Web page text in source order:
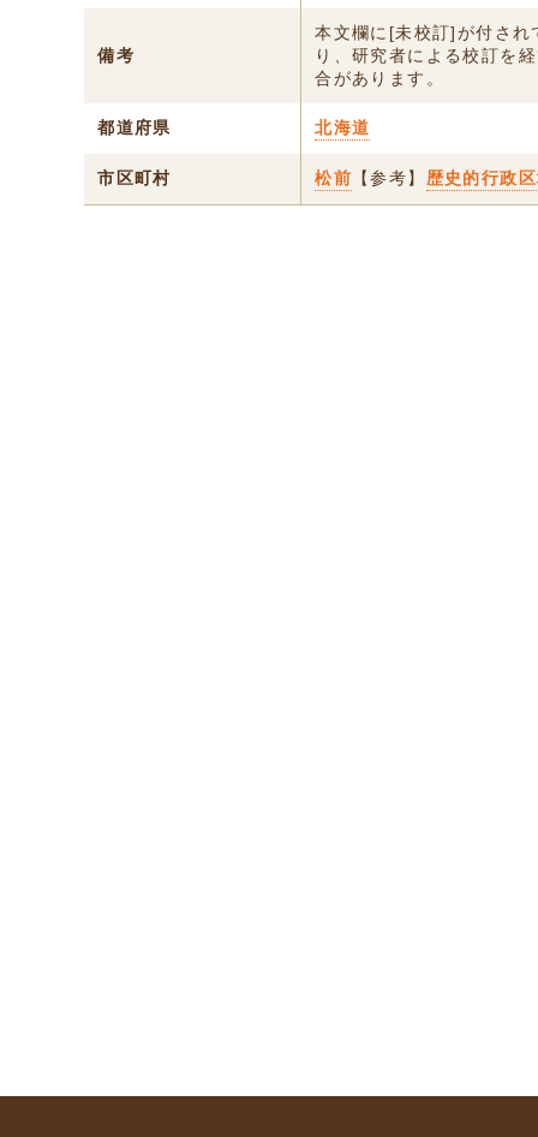
備考
本文欄に[未校訂]が付され
り、研究者による校訂を
合があります。
都道府県 北海道
市区町村 松前 【参考】 歴史的行政